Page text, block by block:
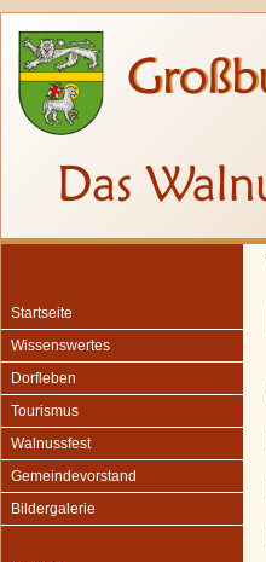
Startseite
Wissenswertes
Dorfleben
Tourismus
Walnussfest
Gemeindevorstand
Bildergalerie